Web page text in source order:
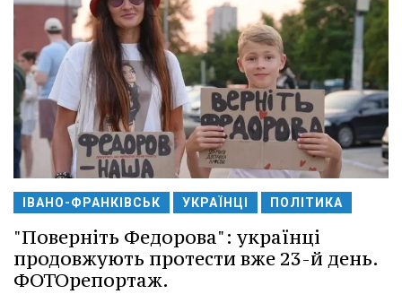
ІВАНО-ФРАНКІВСЬК УКРАЇНЦІ ПОЛІТИКА
"Поверніть Федорова": українці
продовжують протести вже 23-й день.
ФОТОрепортаж.